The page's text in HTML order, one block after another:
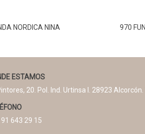
NORDICA NINA 970
ESTAMOS
20. Pol. Ind. Urtinsa I. 28923 Alcorcón.
643 29 15